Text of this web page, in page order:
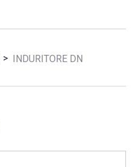
> INDURITORE DN